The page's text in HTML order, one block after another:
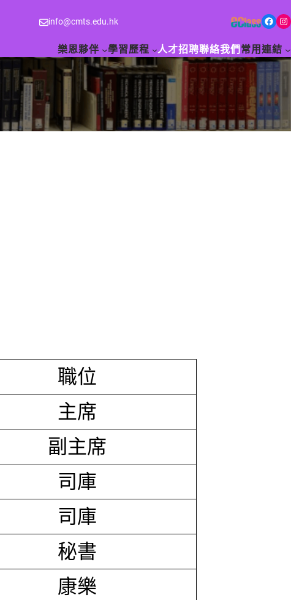
info@cmts.edu.hk Facebook Instagram
樂恩夥伴 學習歷程 人才招聘聯絡我們 常用連結
職位
主席
副主席
司庫
司庫
秘書
康樂